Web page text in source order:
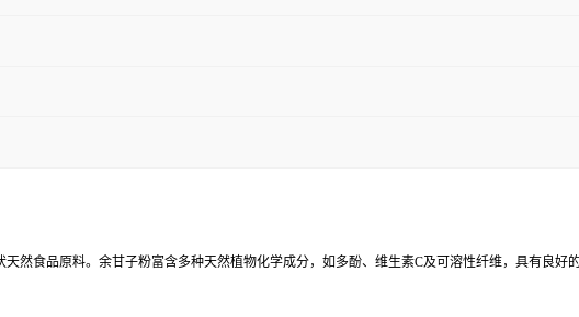
然食品原料。余甘子粉富含多种天然植物化学成分，如多酚、维生素C及可溶性纤维，具有良好